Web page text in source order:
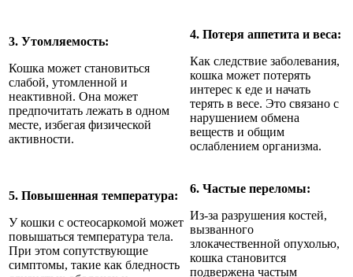
3. Утомляемость:
Кошка может становиться
слабой, утомленной и
неактивной. Она может
предпочитать лежать в одном
месте, избегая физической
активности.
4. Потеря аппетита и веса:
Как следствие заболевания,
кошка может потерять
интерес к еде и начать
терять в весе. Это связано с
нарушением обмена
веществ и общим
ослаблением организма.
5. Повышенная температура:
У кошки с остеосаркомой может
повышаться температура тела.
При этом сопутствующие
симптомы, такие как бледность
6. Частые переломы:
Из-за разрушения костей,
вызванного
злокачественной опухолью,
кошка становится
подвержена частым